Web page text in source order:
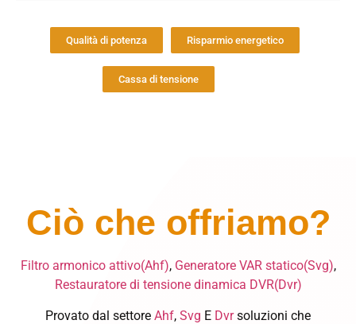
Qualità di potenza Risparmio energetico
Cassa di tensione
Ciò che offriamo?
Filtro armonico attivo(Ahf), Generatore VAR statico(Svg),
Restauratore di tensione dinamica DVR(Dvr)
Provato dal settore Ahf, Svg E Dvrsoluzioni che